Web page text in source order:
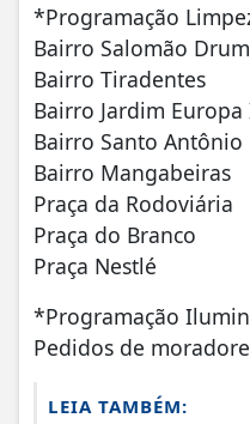
*Programação
Bairro Salomão
Bairro Tiradentes
Bairro Jardim
Bairro Santo Antônio
Bairro Mangabeiras
Praça da Rodoviária
Praça do Branco
Praça Nestlé
*Programação
Pedidos de
LEIA TAMBÉM: